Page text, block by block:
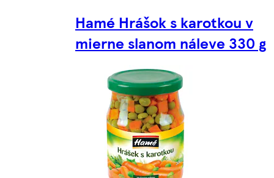
Hamé Hrášok s karotkou v
mierne slanom náleve 330 g